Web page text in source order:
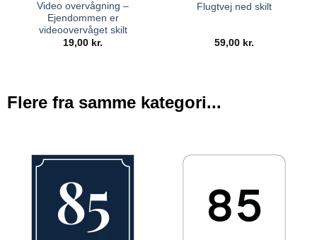
Video overvågning –
Ejendommen er
videoovervåget skilt
19,00 kr.
Flugtvej ned skilt
59,00 kr.
Flere fra samme kategori...